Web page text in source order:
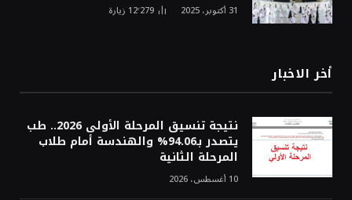
31 أكتوبر، 2025 12٬279 زيارة
أخر الاخبار
نتيجة تنسيق المرحلة الأولى 2026.. طب
يتصدر بـ94.06% والهندسة أمام طلاب
المرحلة الثانية
10 أغسطس، 2026